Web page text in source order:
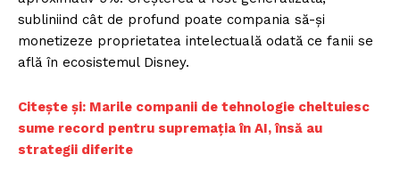
subliniind cât de profund poate compania să-și
monetizeze proprietatea intelectuală odată ce fanii se
află în ecosistemul Disney.
Citește și: Marile companii de tehnologie cheltuiesc
sume record pentru supremația în AI, însă au
strategii diferite